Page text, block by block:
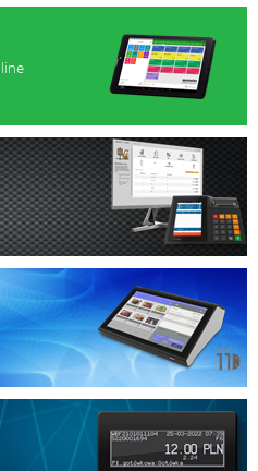
Czytnik kodów
Terminal płatniczy
PIN PAD programowalny
(monitor wydruku), WiFi
dongle, Modem GSM 3
wymienny, możliwość
94 x 58 x 229 mm